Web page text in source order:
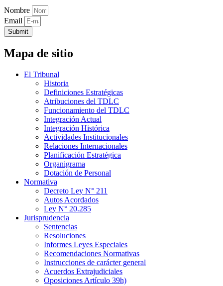
Nombre
Email
Submit
Mapa de sitio
El Tribunal
Historia
Definiciones Estratégicas
Atribuciones del TDLC
Funcionamiento del TDLC
Integración Actual
Integración Histórica
Actividades Institucionales
Relaciones Internacionales
Planificación Estratégica
Organigrama
Dotación de Personal
Normativa
Decreto Ley N° 211
Autos Acordados
Ley N° 20.285
Jurisprudencia
Sentencias
Resoluciones
Informes Leyes Especiales
Recomendaciones Normativas
Instrucciones de carácter general
Acuerdos Extrajudiciales
Oposiciones Artículo 39h)